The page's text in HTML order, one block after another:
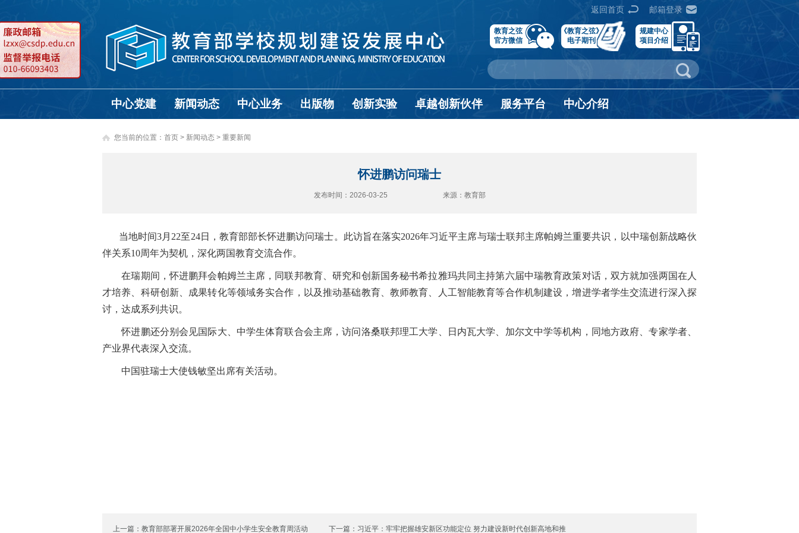
邮箱登录
返回首页
教育之弦
官方微信
规建中心
项目介绍
《教育之弦》
电子期刊
中心党建 新闻动态 中心业务 出版物 创新实验 卓越创新伙伴 服务平台 中心介绍
您当前的位置： 首页 > 新闻动态 > 重要新闻
怀进鹏访问瑞士
发布时间：2026-03-25 来源：教育部
当地时间3月22至24日，教育部部长怀进鹏访问瑞士。此访旨在落实2026年习近平主席与瑞士联邦主席帕姆兰重要共识，以中瑞创新战略伙
伴关系10周年为契机，深化两国教育交流合作。
在瑞期间，怀进鹏拜会帕姆兰主席，同联邦教育、研究和创新国务秘书希拉雅玛共同主持第六届中瑞教育政策对话，双方就加强两国在人
才培养、科研创新、成果转化等领域务实合作，以及推动基础教育、教师教育、人工智能教育等合作机制建设，增进学者学生交流进行深入探
讨，达成系列共识。
怀进鹏还分别会见国际大、中学生体育联合会主席，访问洛桑联邦理工大学、日内瓦大学、加尔文中学等机构，同地方政府、专家学者、
产业界代表深入交流。
中国驻瑞士大使钱敏坚出席有关活动。
上一篇：教育部部署开展2026年全国中小学生安全教育周活动 下一篇：习近平：牢牢把握雄安新区功能定位 努力建设新时代创新高地和推